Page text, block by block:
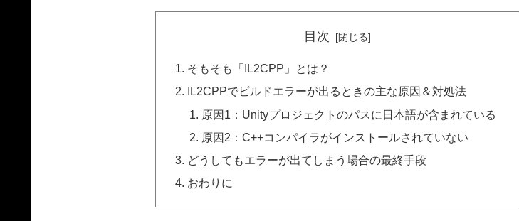
目次
そもそも「IL2CPP」とは？
IL2CPPでビルドエラーが出るときの主な原因＆対処法
原因1：Unityプロジェクトのパスに日本語が含まれている
原因2：C++コンパイラがインストールされていない
どうしてもエラーが出てしまう場合の最終手段
おわりに